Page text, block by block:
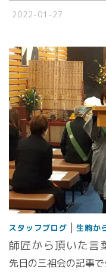
2022-01-27
スタッフブログ | 生駒か
師匠から頂いた言
先日の三祖会の記事